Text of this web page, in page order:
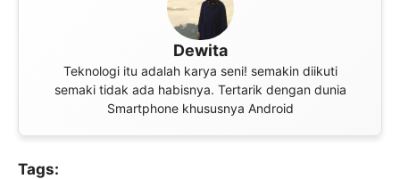
Dewita
Teknologi itu adalah karya seni! semakin diikuti
semaki tidak ada habisnya. Tertarik dengan dunia
Smartphone khususnya Android
Tags: